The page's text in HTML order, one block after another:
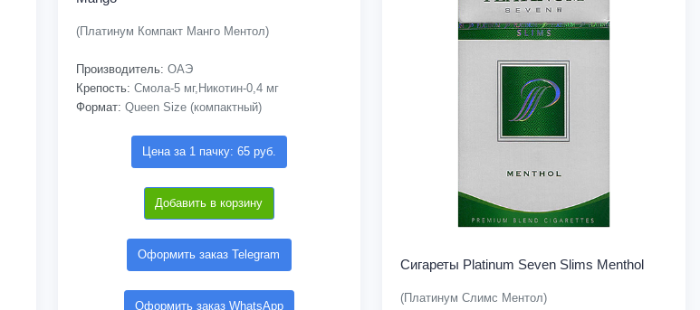
(Платинум Компакт Манго Ментол)
Производитель: ОАЭ
Крепость: Смола-5 мг,Никотин-0,4 мг
Формат: Queen Size (компактный)
Цена за 1 пачку: 65 руб.
Добавить в корзину
Оформить заказ Telegram
Оформить заказ WhatsApp
Сигареты Platinum Seven Slims Menthol
(Платинум Cлимс Ментол)